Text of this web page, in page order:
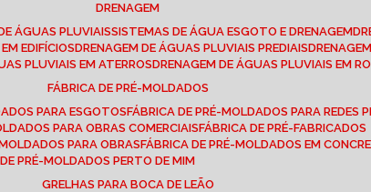
DRENAGEM
ÁGUAS PLUVIAIS SISTEMAS DE ÁGUA ESGOTO E DRENAGEM
EDIFÍCIOS DRENAGEM DE ÁGUAS PLUVIAIS PREDIAIS
PLUVIAIS EM ATERROS DRENAGEM DE ÁGUAS PLUVIAIS EM
FÁBRICA DE PRÉ-MOLDADOS
PARA ESGOTOS FÁBRICA DE PRÉ-MOLDADOS PARA REDES
PARA OBRAS COMERCIAIS FÁBRICA DE PRÉ-FABRICADOS
PARA OBRAS FÁBRICA DE PRÉ-MOLDADOS EM
DE PRÉ-MOLDADOS PERTO DE MIM
GRELHAS PARA BOCA DE LEÃO